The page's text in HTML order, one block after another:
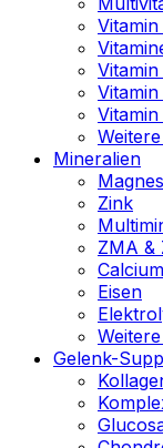
Vitamin
Vitamin
Vitamin
Vitamin
Mineralien
Zink
ZMA &
Calcium
Eisen
Gelenk-